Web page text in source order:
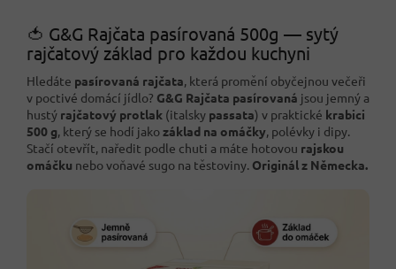
🍅 G&G Rajčata pasírovaná 500g — sytý
rajčatový základ pro každou kuchyni
Hledáte pasírovaná rajčata, která promění obyčejnou večeři
v poctivé domácí jídlo? G&G Rajčata pasírovaná jsou jemný a
hustý rajčatový protlak (italsky passata) v praktické krabici
500 g, který se hodí jakozáklad na omáčky, polévky i dipy.
Stačí otevřít, naředit podle chuti a máte hotovou rajskou
omáčku nebo voňavé sugo na těstoviny. Originál z Německa.